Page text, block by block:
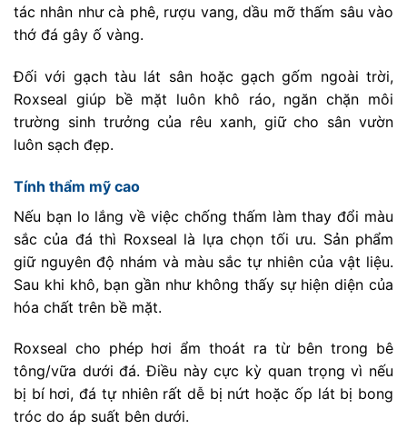
tác nhân như cà phê, rượu vang, dầu mỡ thấm sâu vào
thớ đá gây ố vàng.
Đối với gạch tàu lát sân hoặc gạch gốm ngoài trời,
Roxseal giúp bề mặt luôn khô ráo, ngăn chặn môi
trường sinh trưởng của rêu xanh, giữ cho sân vườn
luôn sạch đẹp.
Tính thẩm mỹ cao
Nếu bạn lo lắng về việc chống thấm làm thay đổi màu
sắc của đá thì Roxseal là lựa chọn tối ưu. Sản phẩm
giữ nguyên độ nhám và màu sắc tự nhiên của vật liệu.
Sau khi khô, bạn gần như không thấy sự hiện diện của
hóa chất trên bề mặt.
Roxseal cho phép hơi ẩm thoát ra từ bên trong bê
tông/vữa dưới đá. Điều này cực kỳ quan trọng vì nếu
bị bí hơi, đá tự nhiên rất dễ bị nứt hoặc ốp lát bị bong
tróc do áp suất bên dưới.